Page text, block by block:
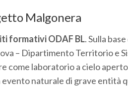
Malgonera
formativi ODAF BL. Sulla
– Dipartimento Territorio e
come laboratorio a cielo
naturale di grave entità